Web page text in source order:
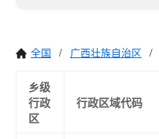
全国 / 广西壮族自治区 /
乡级
行政
区
行政区域代码